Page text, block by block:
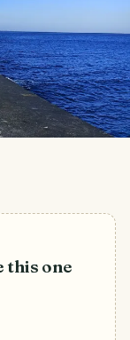
this one